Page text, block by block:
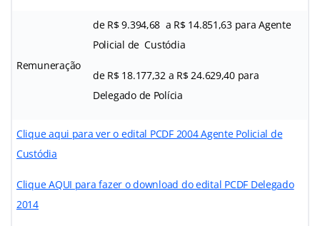
Remuneração
de R$ 9.394,68 a R$ 14.851,63 para Agente
Policial de Custódia
de R$ 18.177,32 a R$ 24.629,40 para
Delegado de Polícia
Clique aqui para ver o edital PCDF 2004 Agente Policial de
Custódia
Clique AQUI para fazer o download do edital PCDF Delegado
2014